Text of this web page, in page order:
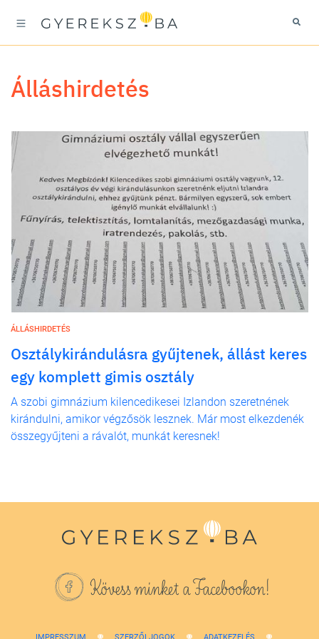
álláshirdetés
ÁLLÁSHIRDETÉS
Osztálykirándulásra gyűjtenek, állást keres
egy komplett gimis osztály
A szobi gimnázium kilencedikesei Izlandon szeretnének
kirándulni, amikor végzősök lesznek. Már most elkezdenék
összegyűjteni a rávalót, munkát keresnek!
Kövess minket a Facebookon!